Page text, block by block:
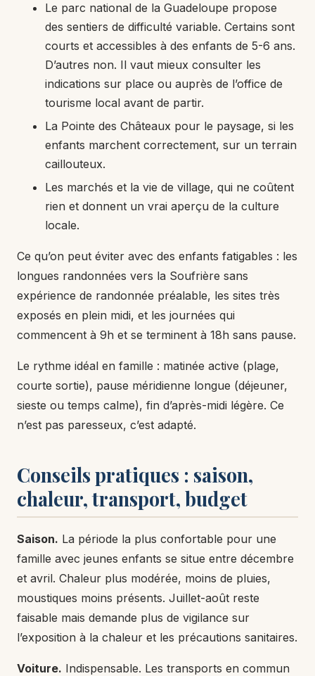
Le parc national de la Guadeloupe propose
des sentiers de difficulté variable. Certains sont
courts et accessibles à des enfants de 5-6 ans.
D’autres non. Il vaut mieux consulter les
indications sur place ou auprès de l’office de
tourisme local avant de partir.
La Pointe des Châteaux pour le paysage, si les
enfants marchent correctement, sur un terrain
caillouteux.
Les marchés et la vie de village, qui ne coûtent
rien et donnent un vrai aperçu de la culture
locale.
Ce qu’on peut éviter avec des enfants fatigables : les
longues randonnées vers la Soufrière sans
expérience de randonnée préalable, les sites très
exposés en plein midi, et les journées qui
commencent à 9h et se terminent à 18h sans pause.
Le rythme idéal en famille : matinée active (plage,
courte sortie), pause méridienne longue (déjeuner,
sieste ou temps calme), fin d’après-midi légère. Ce
n’est pas paresseux, c’est adapté.
Conseils pratiques : saison,
chaleur, transport, budget
Saison. La période la plus confortable pour une
famille avec jeunes enfants se situe entre décembre
et avril. Chaleur plus modérée, moins de pluies,
moustiques moins présents. Juillet-août reste
faisable mais demande plus de vigilance sur
l’exposition à la chaleur et les précautions sanitaires.
Voiture. Indispensable. Les transports en commun